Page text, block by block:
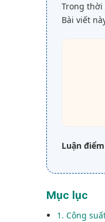
Trong thời
Bài viết
Luận
Mục lục
1. Công